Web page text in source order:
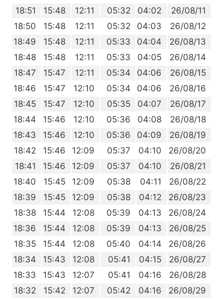
26/08/11
04:02
05:32
12:11
15:48
18:51
26/08/12
04:03
05:32
12:11
15:48
18:50
26/08/13
04:04
05:33
12:11
15:48
18:49
26/08/14
04:05
05:33
12:11
15:48
18:48
26/08/15
04:06
05:34
12:11
15:47
18:47
26/08/16
04:06
05:34
12:10
15:47
18:46
26/08/17
04:07
05:35
12:10
15:47
18:45
26/08/18
04:08
05:36
12:10
15:46
18:44
26/08/19
04:09
05:36
12:10
15:46
18:43
26/08/20
04:10
05:37
12:09
15:46
18:42
26/08/21
04:10
05:37
12:09
15:46
18:41
26/08/22
04:11
05:38
12:09
15:45
18:40
26/08/23
04:12
05:38
12:09
15:45
18:39
26/08/24
04:13
05:39
12:08
15:44
18:38
26/08/25
04:13
05:39
12:08
15:44
18:36
26/08/26
04:14
05:40
12:08
15:44
18:35
26/08/27
04:15
05:41
12:08
15:43
18:34
26/08/28
04:16
05:41
12:07
15:43
18:33
26/08/29
04:16
05:42
12:07
15:42
18:32